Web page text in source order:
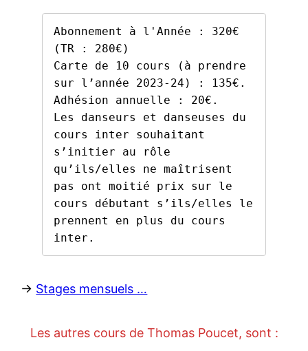
Abonnement à l'Année : 320€
(TR : 280€)
Carte de 10 cours (à prendre
sur l’année 2023-24) : 135€.
Adhésion annuelle : 20€.
Les danseurs et danseuses du
cours inter souhaitant
s’initier au rôle
qu’ils/elles ne maîtrisent
pas ont moitié prix sur le
cours débutant s’ils/elles le
prennent en plus du cours
inter.
-> Stages mensuels …
Les autres cours de Thomas Poucet, sont :